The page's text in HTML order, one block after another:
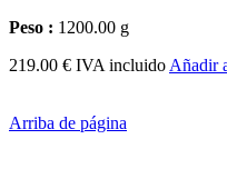
Peso : 1200.00 g
219.00 € IVA incluido Añadir
Arriba de página